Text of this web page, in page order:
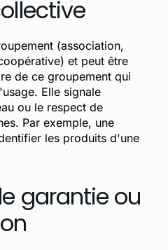
(association,
et peut être
de ce groupement qui
Elle signale
ou le respect de
Par exemple, une
les produits d'une
garantie ou